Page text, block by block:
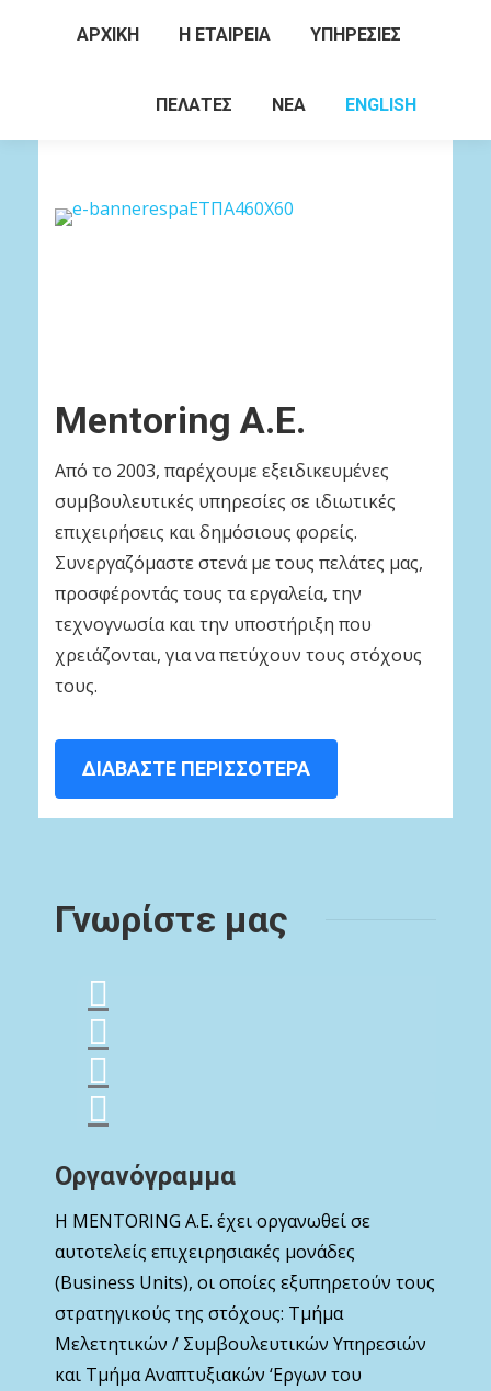
ΑΡΧΙΚΗ Η ΕΤΑΙΡΕΙΑ ΥΠΗΡΕΣΙΕΣ
ΠΕΛΑΤΕΣ ΝΕΑ ENGLISH
Mentoring Α.Ε.
Από το 2003, παρέχουμε εξειδικευμένες
συμβουλευτικές υπηρεσίες σε ιδιωτικές
επιχειρήσεις και δημόσιους φορείς.
Συνεργαζόμαστε στενά με τους πελάτες μας,
προσφέροντάς τους τα εργαλεία, την
τεχνογνωσία και την υποστήριξη που
χρειάζονται, για να πετύχουν τους στόχους
τους.
ΔΙΑΒΑΣΤΕ ΠΕΡΙΣΣΟΤΕΡΑ
Γνωρίστε μας
Οργανόγραμμα
Η MENTORING Α.Ε. έχει οργανωθεί σε
αυτοτελείς επιχειρησιακές μονάδες
(Business Units), οι οποίες εξυπηρετούν τους
στρατηγικούς της στόχους: Τμήμα
Μελετητικών / Συμβουλευτικών Υπηρεσιών
και Τμήμα Αναπτυξιακών ‘Εργων του